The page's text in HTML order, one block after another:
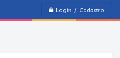
Login / Cadastro